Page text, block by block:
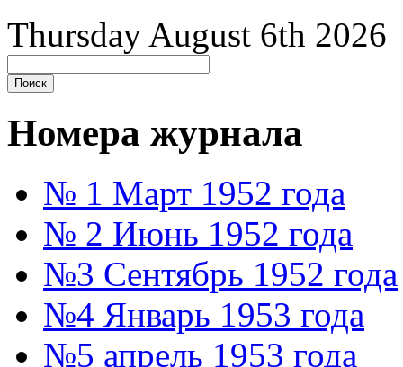
Thursday August 6th 2026
Номера журнала
№ 1 Март 1952 года
№ 2 Июнь 1952 года
№3 Сентябрь 1952 года
№4 Январь 1953 года
№5 апрель 1953 года